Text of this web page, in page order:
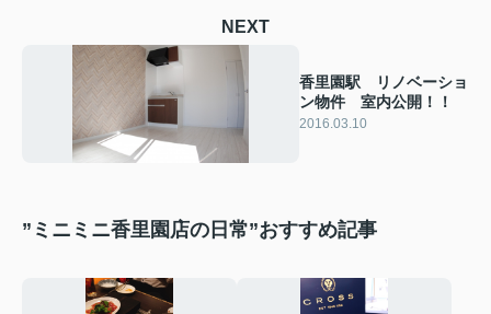
NEXT
香里園駅 リノベーショ
ン物件 室内公開！！
2016.03.10
”ミニミニ香里園店の日常”おすすめ記事